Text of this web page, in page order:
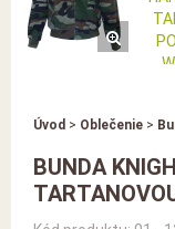
Úvod > Oblečenie >
BUNDA